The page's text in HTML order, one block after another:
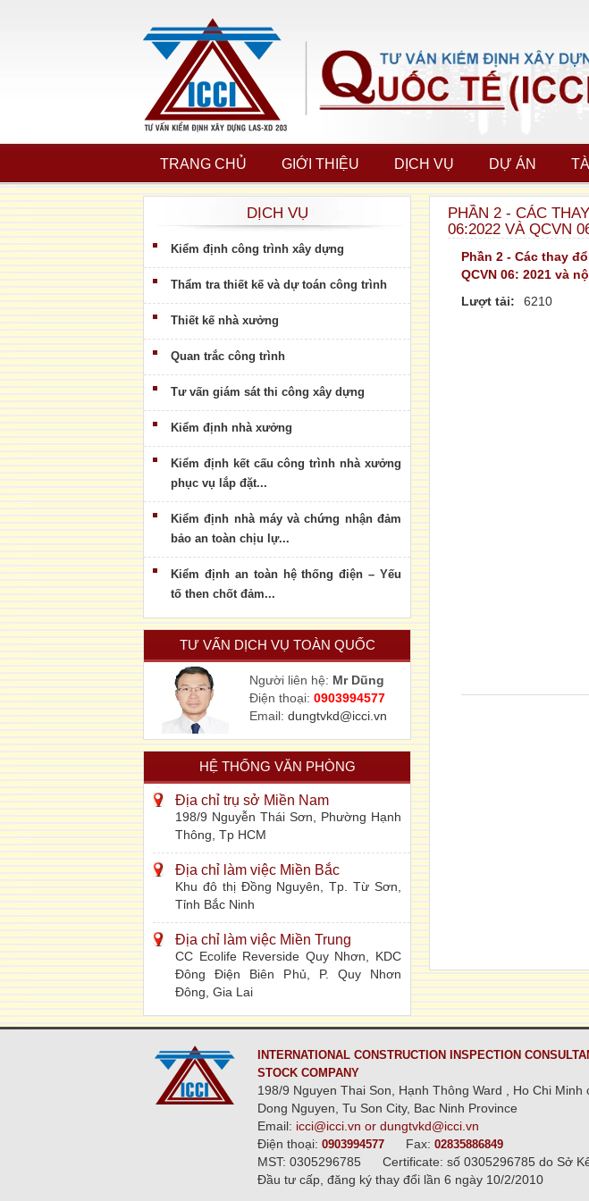
TRANG CHỦ GIỚI THIỆU DỊCH VỤ DỰ ÁN
DỊCH VỤ
Kiểm định công trình xây dựng
Thẩm tra thiết kế và dự toán công trình
Thiết kế nhà xưởng
Quan trắc công trình
Tư vấn giám sát thi công xây dựng
Kiểm định nhà xưởng
Kiểm định kết cấu công trình nhà xưởng
phục vụ lắp đặt...
Kiểm định nhà máy và chứng nhận đảm
bảo an toàn chịu lự...
Kiểm định an toàn hệ thống điện – Yếu
tố then chốt đảm...
TƯ VẤN DỊCH VỤ TOÀN QUỐC
Người liên hệ: Mr Dũng
Điện thoại: 0903994577
Email: dungtvkd@icci.vn
HỆ THỐNG VĂN PHÒNG
Địa chỉ trụ sở Miền Nam
198/9 Nguyễn Thái Sơn, Phường Hạnh
Thông, Tp HCM
Địa chỉ làm việc Miền Bắc
Khu đô thị Đồng Nguyên, Tp. Từ Sơn,
Tỉnh Bắc Ninh
Địa chỉ làm việc Miền Trung
CC Ecolife Reverside Quy Nhơn, KDC
Đông Điện Biên Phủ, P. Quy Nhơn
Đông, Gia Lai
PHẦN 2 - CÁC
06:2022 VÀ QCVN
Phần 2 - Các thay
QCVN 06: 2021 và
Lượt tải:
6210
INTERNATIONAL CONSTRUCTION INSPECTION
STOCK COMPANY
198/9 Nguyen Thai Son, Hạnh Thông Ward , Ho Chi Minh
Dong Nguyen, Tu Son City, Bac Ninh Province
Email: icci@icci.vn or dungtvkd@icci.vn
Điện thoại: 0903994577 Fax: 02835886849
MST: 0305296785
Certificate: số 0305296785 do Sở
Đầu tư cấp, đăng ký thay đổi lần 6 ngày 10/2/2010